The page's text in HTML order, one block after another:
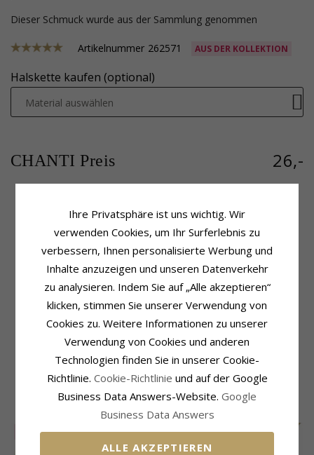
Dieser Schmuck wurde aus der Sammlung genommen
Artikelnummer 262571 AUS DER KOLLEKTION
Halskette kaufen (optional)
Material auswählen
CHANTI Preis 26,-
Weitere Wörter: Klein
Farbe:Blauem
Anhänger:Anhänger
Vergoldetem Sterlingsilber
Loom Stones
Oberfläche: Polierter
Stückzahl:1
Schliff: Facettenschliff
Farbe:Blauem
Schmuckstein:
Türkise
Fassung
Höhe:
Breite: 5,0 mm
Lieferzeit: 4-5 Werktage
KUNDEN KAUFTEN AUCH
65%
Ihre Privatsphäre ist uns wichtig. Wir
verwenden Cookies, um Ihr Surferlebnis zu
verbessern, Ihnen personalisierte Werbung und
Inhalte anzuzeigen und unseren Datenverkehr
zu analysieren. Indem Sie auf „Alle akzeptieren“
klicken, stimmen Sie unserer Verwendung von
Cookies zu. Weitere Informationen zu unserer
Verwendung von Cookies und anderen
Technologien finden Sie in unserer Cookie-
Richtlinie. Cookie-Richtlinie und auf der Google
Business Data Answers-Website. Google
Business Data Answers
ALLE AKZEPTIEREN